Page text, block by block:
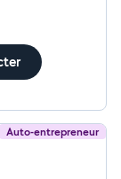
Auto-entrepreneur